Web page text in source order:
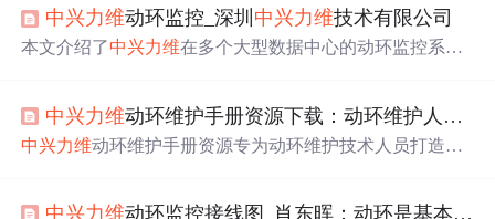
中兴力维动环监控_深圳 中兴力维技术有限公司
本文介绍了中兴力维在多个大型数据中心的动环监控系统
坪山腾讯IDC、浙江移动萧山阿里巴巴IDC以及数字福建云
计算中心。这些系统提高了运维效率，降低了维护成本，
中兴力维动环维护手册资源下载：动环维护人员的必备工具
中兴力维动环维护手册资源专为动环维护技术人员打造，
有全面、实用、易懂、权威的特点，能提升运维效率，确
中兴力维动环监控接线图_肖东晖：动环是基本点 视频监控是增长点